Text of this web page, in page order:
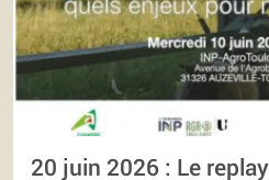
20 juin 2026 : Le